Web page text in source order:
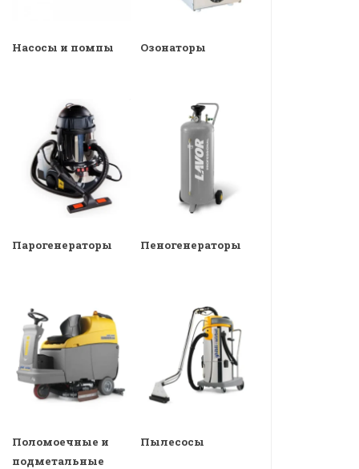
Насосы и помпы Озонаторы
Парогенераторы Пеногенераторы
Поломоечные и
подметальные
Пылесосы